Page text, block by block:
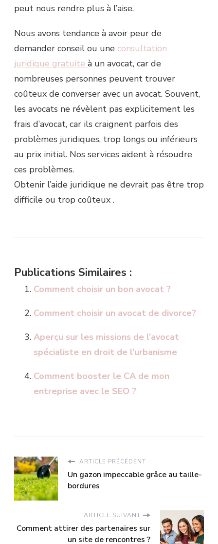
peut nous rendre plus à l’aise.
Nous avons tendance à avoir peur de
demander conseil ou une consultation
juridique gratuite à un avocat, car de
nombreuses personnes peuvent trouver
coûteux de converser avec un avocat. Souvent,
les avocats ne révèlent pas explicitement les
frais d’avocat, car ils craignent parfois des
problèmes juridiques, trop longs ou inférieurs
au prix initial. Nos services aident à résoudre
ces problèmes.
Obtenir l’aide juridique ne devrait pas être trop
difficile ou trop coûteux .
Publications Similaires :
Comment choisir un bon avocat ?
Comment choisir un avocat de divorce?
Aperçu sur les missions de l’avocat
spécialiste en droit de l’urbanisme
Comment booster le CA de mon
entreprise avec le SEO ?
ARTICLE PRÉCÉDENT
Un gazon impeccable grâce au taille-
bordures
ARTICLE SUIVANT
Comment attirer des partenaires sur
un site de rencontres ?